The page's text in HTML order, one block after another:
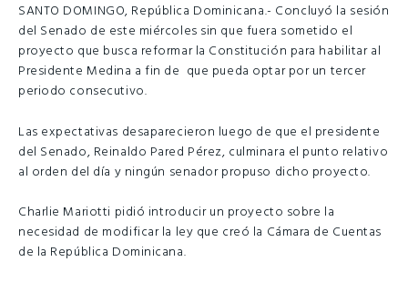
SANTO DOMINGO, República Dominicana.- Concluyó la sesión
del Senado de este miércoles sin que fuera sometido el
proyecto que busca reformar la Constitución para habilitar al
Presidente Medina a fin de que pueda optar por un tercer
periodo consecutivo.
Las expectativas desaparecieron luego de que el presidente
del Senado, Reinaldo Pared Pérez, culminara el punto relativo
al orden del día y ningún senador propuso dicho proyecto.
Charlie Mariotti pidió introducir un proyecto sobre la
necesidad de modificar la ley que creó la Cámara de Cuentas
de la República Dominicana.